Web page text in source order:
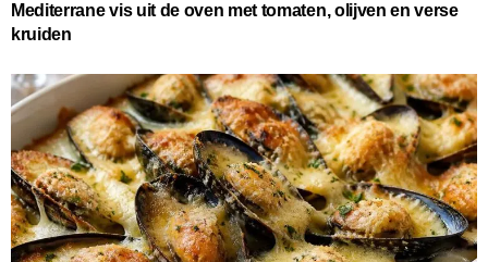
Mediterrane vis uit de oven met tomaten, olijven en verse
kruiden